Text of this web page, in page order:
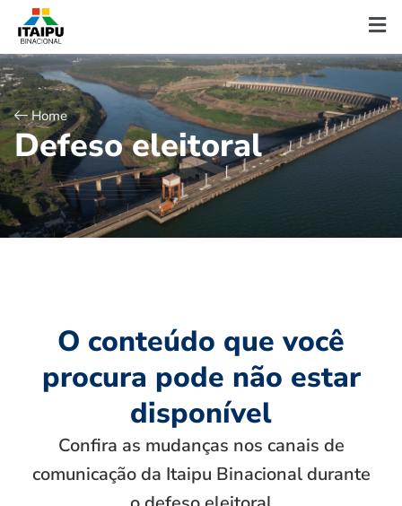
Home
Defeso eleitoral
O conteúdo que você
procura pode não estar
disponível
Confira as mudanças nos canais de
comunicação da Itaipu Binacional durante